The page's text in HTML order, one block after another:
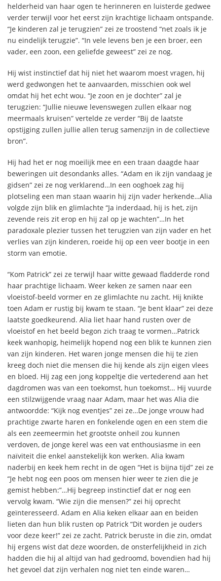
helderheid van haar ogen te herinneren en luisterde gedwee
verder terwijl voor het eerst zijn krachtige lichaam ontspande.
“Je kinderen zal je terugzien” zei ze troostend “net zoals ik je
nu eindelijk terugzie”. “In vele levens ben je een broer, een
vader, een zoon, een geliefde geweest” zei ze nog.
Hij wist instinctief dat hij niet het waarom moest vragen, hij
werd gedwongen het te aanvaarden, misschien ook wel
omdat hij het echt wou. “Je zoon en je dochter” zal je
terugzien: “Jullie nieuwe levenswegen zullen elkaar nog
meermaals kruisen” vertelde ze verder “Bij de laatste
opstijging zullen jullie allen terug samenzijn in de collectieve
bron”.
Hij had het er nog moeilijk mee en een traan daagde haar
beweringen uit desondanks alles. “Adam en ik zijn vandaag je
gidsen” zei ze nog verklarend…In een ooghoek zag hij
plotseling een man staan waarin hij zijn vader herkende…Alia
volgde zijn blik en glimlachte “Ja inderdaad, hij is het, zijn
zevende reis zit erop en hij zal op je wachten”…In het
paradoxale plezier tussen het terugzien van zijn vader en het
verlies van zijn kinderen, roeide hij op een veer bootje in een
storm van emotie.
“Kom Patrick” zei ze terwijl haar witte gewaad fladderde rond
haar prachtige lichaam. Weer keken ze samen naar een
vloeistof-beeld vormer en ze glimlachte nu zacht. Hij knikte
toen Adam er rustig bij kwam te staan. “Je bent klaar” zei deze
laatste goedkeurend. Alia liet haar hand rusten over de
vloeistof en het beeld begon zich traag te vormen…Patrick
keek wanhopig, heimelijk hopend nog een blik te kunnen zien
van zijn kinderen. Het waren jonge mensen die hij te zien
kreeg doch niet die mensen die hij kende als zijn eigen vlees
en bloed. Hij zag een jong koppeltje die vertederend aan het
dagdromen was van een toekomst, hun toekomst… Hij vuurde
een stilzwijgende vraag naar Adam, maar het was Alia die
antwoordde: “Kijk nog eventjes” zei ze…De jonge vrouw had
prachtige zwarte haren en fonkelende ogen en een stem die
als een zeemeermin het grootste onheil zou kunnen
verdoven, de jonge kerel was een vat enthousiasme in een
naïviteit die enkel aanstekelijk kon werken. Alia kwam
naderbij en keek hem recht in de ogen “Het is bijna tijd” zei ze
“Je hebt nog een poos om mensen hier weer te zien die je
gemist hebben:”…Hij begreep instinctief dat er nog een
vervolg kwam. “Wie zijn die mensen?” zei hij oprecht
geïnteresseerd. Adam en Alia keken elkaar aan en beiden
lieten dan hun blik rusten op Patrick “Dit worden je ouders
voor deze keer!” zei ze zacht. Patrick beruste in die zin, omdat
hij ergens wist dat deze woorden, de onsterfelijkheid in zich
hadden die hij al altijd van had gedroomd, bovendien had hij
het gevoel dat zijn verhalen nog niet ten einde waren…